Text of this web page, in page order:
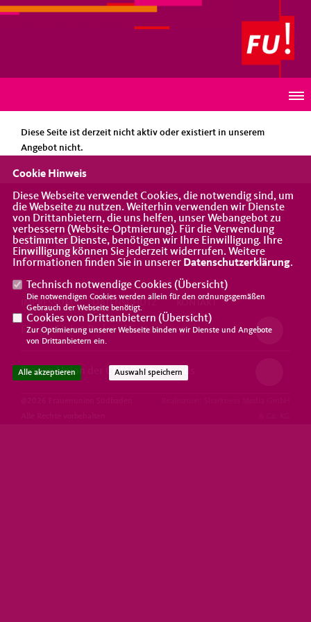
Diese Seite ist derzeit nicht aktiv oder existiert in unserem
Angebot nicht.
Eine Vereinigung der CDU
IMPRESSUM DATENSCHUTZ
Frauen Union Baden-Württemberg
Frauen Union der CDU Deutschlands
Cookie Hinweis
Diese Webseite verwendet Cookies, die notwendig sind, um
die Webseite zu nutzen. Weiterhin verwenden wir Dienste
von Drittanbietern, die uns helfen, unser Webangebot zu
verbessern (Website-Optmierung). Für die Verwendung
bestimmter Dienste, benötigen wir Ihre Einwilligung. Ihre
Einwilligung können Sie jederzeit widerrufen. Weitere
Informationen finden Sie in unserer Datenschutzerklärung.
Technisch notwendige Cookies (Übersicht)
Die notwendigen Cookies werden allein für den ordnungsgemäßen
Gebrauch der Webseite benötigt.
Cookies von Drittanbietern (Übersicht)
Zur Optimierung unserer Webseite binden wir Dienste und Angebote
von Drittanbietern ein.
Alle akzeptieren Auswahl speichern